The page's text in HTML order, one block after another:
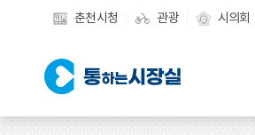
춘천시청 관광 시의회